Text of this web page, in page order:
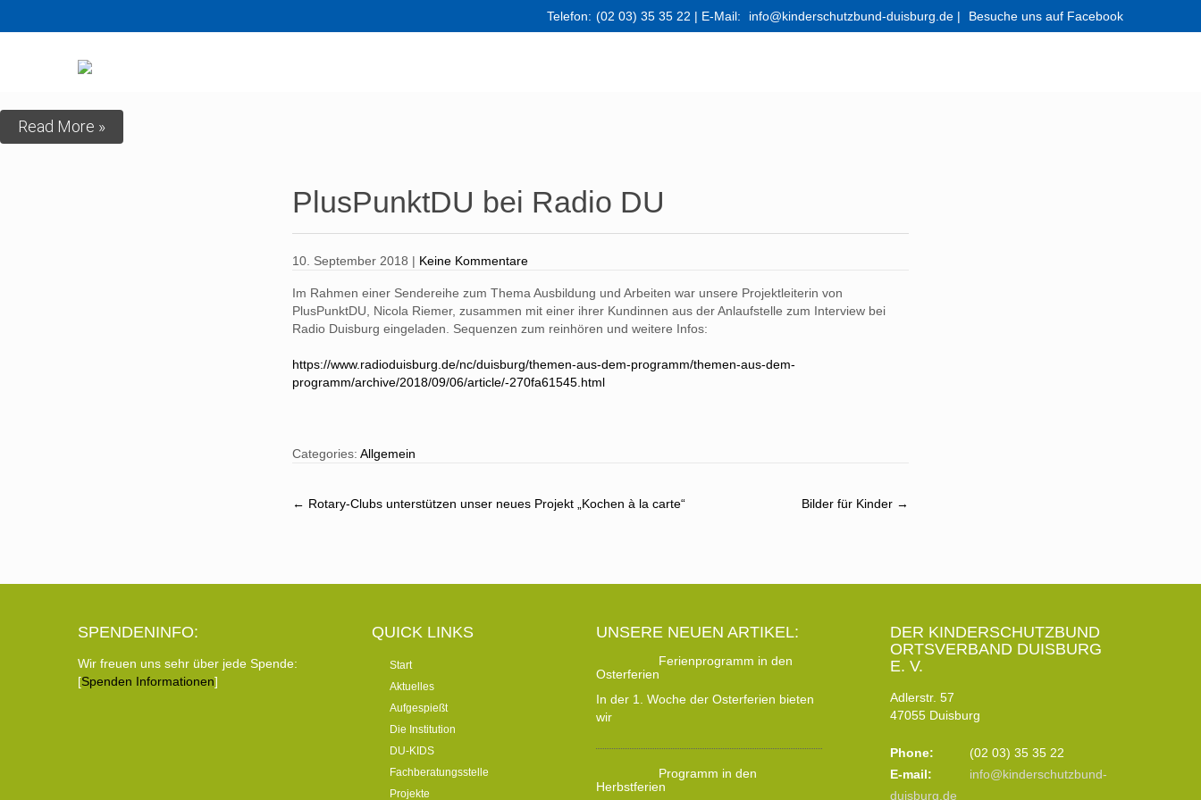
Telefon: (02 03) 35 35 22 | E-Mail: info@kinderschutzbund-duisburg.de | Besuche uns auf Facebook
Read More »
PlusPunktDU bei Radio DU
10. September 2018 | Keine Kommentare
Im Rahmen einer Sendereihe zum Thema Ausbildung und Arbeiten war unsere Projektleiterin von
PlusPunktDU, Nicola Riemer, zusammen mit einer ihrer Kundinnen aus der Anlaufstelle zum Interview bei
Radio Duisburg eingeladen. Sequenzen zum reinhören und weitere Infos:
https://www.radioduisburg.de/nc/duisburg/themen-aus-dem-programm/themen-aus-dem-
programm/archive/2018/09/06/article/-270fa61545.html
Categories: Allgemein
Post
← Rotary-Clubs unterstützen unser neues Projekt „Kochen à la carte“ Bilder für Kinder →
SPENDENINFO:
Wir freuen uns sehr über jede Spende:
[Spenden Informationen]
QUICK LINKS
Start
Aktuelles
Aufgespießt
Die Institution
DU-KIDS
Fachberatungsstelle
Projekte
UNSERE NEUEN ARTIKEL:
Ferienprogramm in den
Osterferien
In der 1. Woche der Osterferien bieten
wir
Programm in den
Herbstferien
DER KINDERSCHUTZBUND
ORTSVERBAND DUISBURG
E. V.
Adlerstr. 57
47055 Duisburg
Phone:
(02 03) 35 35 22
E-mail:
info@kinderschutzbund-
duisburg.de